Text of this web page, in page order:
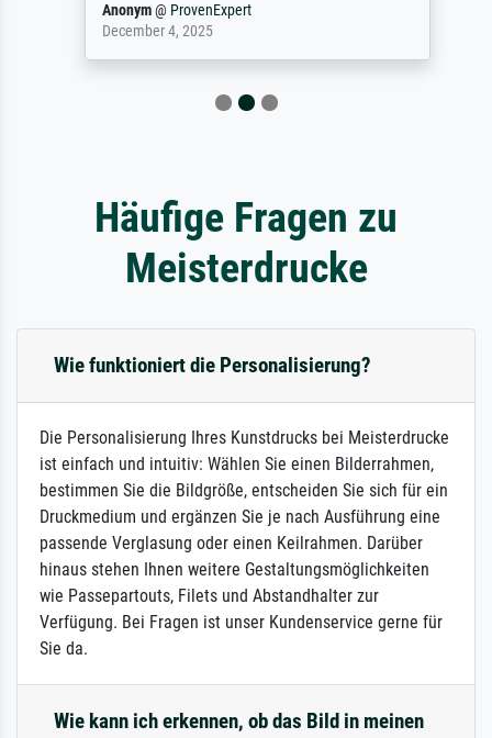
Anonym@ProvenExpert
December 4, 2025
Häufige Fragen zu
Meisterdrucke
Wie funktioniert die Personalisierung?
Die Personalisierung Ihres Kunstdrucks bei Meisterdrucke
ist einfach und intuitiv: Wählen Sie einen Bilderrahmen,
bestimmen Sie die Bildgröße, entscheiden Sie sich für ein
Druckmedium und ergänzen Sie je nach Ausführung eine
passende Verglasung oder einen Keilrahmen. Darüber
hinaus stehen Ihnen weitere Gestaltungsmöglichkeiten
wie Passepartouts, Filets und Abstandhalter zur
Verfügung. Bei Fragen ist unser Kundenservice gerne für
Sie da.
Wie kann ich erkennen, ob das Bild in meinen